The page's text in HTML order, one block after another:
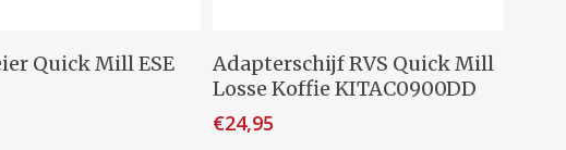
Aan Winkelwagen
Quick Mill ESE Toevoegen Aan Winkelwagen
Adapterschijf RVS Quick Mill
Losse Koffie KITAC0900DD
€24,95